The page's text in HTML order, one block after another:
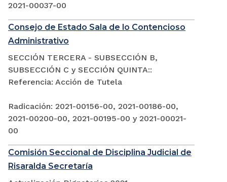
2021-00037-00
Consejo de Estado Sala de lo Contencioso
Administrativo
SECCIÓN TERCERA - SUBSECCIÓN B,
SUBSECCIÓN C y SECCIÓN QUINTA::
Referencia: Acción de Tutela
Radicación: 2021-00156-00, 2021-00186-00,
2021-00200-00, 2021-00195-00 y 2021-00021-
00
Comisión Seccional de Disciplina Judicial de
Risaralda Secretaría